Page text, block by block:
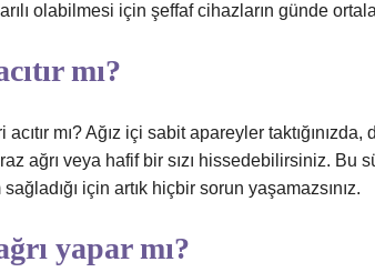
olabilmesi için şeffaf cihazların günde
mı?
acıtır mı? Ağız içi sabit apareyler
ağrı veya hafif bir sızı hissedebilirsiniz. Bu
için artık hiçbir sorun yaşamazsınız.
yapar mı?